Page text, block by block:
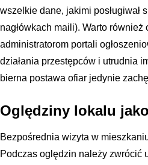
wszelkie dane, jakimi posługiwał
nagłówkach maili). Warto
administratorom portali
działania przestępców i utrudnia
bierna postawa ofiar jedynie
Oględziny lokalu
Bezpośrednia wizyta w
Podczas oględzin należy zwrócić